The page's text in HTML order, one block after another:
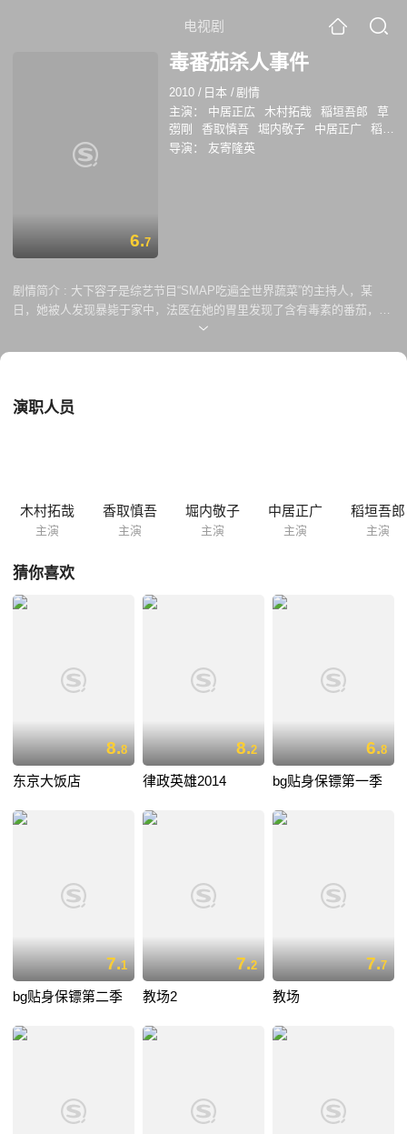
电视剧
6.7
毒番茄杀人事件
2010 / 日本 /剧情
主演：
中居正広 木村拓哉 稲垣吾郎
草
彅剛
香取慎吾 堀内敬子 中居正广
稻垣
吾郎
草彅刚 温水洋一
导演： 友寄隆英
剧情简介 : 大下容子是综艺节目“SMAP吃遍全世界蔬菜”的主持人，某
日，她被人发现暴毙于家中，法医在她的胃里发现了含有毒素的番茄，基
本确定这是一起毒杀案。在最近的节目中，SMAP成员中居正广、木村拓
渐被曝光的同时，他们同大下容子之间的关系亦渐渐浮出了水面。每一个
演职人员
木村拓哉
主演
香取慎吾
主演
堀内敬子
主演
中居正广
主演
稻垣吾郎
主演
猜你喜欢
8.8
东京大饭店
8.2
律政英雄2014
6.8
bg贴身保镖第一季
7.1
bg贴身保镖第二季
7.2
教场2
7.7
教场